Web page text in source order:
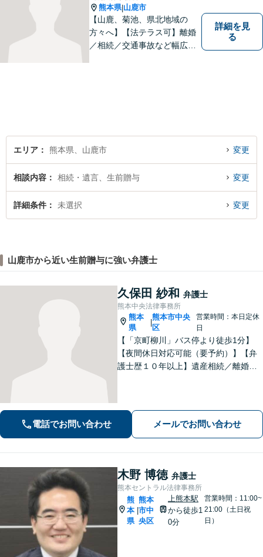
熊本県|山鹿市
【山鹿、菊池、県北地域の
方々へ】【法テラス可】離婚
／相続／交通事故など幅広く
詳細を見
る
エリア 熊本県、山鹿市 変更
相談内容 相続・遺言、生前贈与 変更
詳細条件 未選択 変更
山鹿市から近い生前贈与に強い弁護士
久保田 紗和 弁護士
熊本中央法律事務所
熊本
県
|
熊本市中央
区
営業時間：本日定休
日
【「京町柳川」バス停より徒歩1分】
【夜間休日対応可能（要予約）】【弁
護士歴１０年以上】遺産相続／離婚・
す。お気軽にご相談ください。
電話でお問い合わせ メールでお問い合わせ
木野 博徳 弁護士
熊本セントラル法律事務所
熊
本
県
熊本
市中
央区
上熊本駅
から徒歩1
0分
営業時間：11:00~
21:00（土日祝
日）